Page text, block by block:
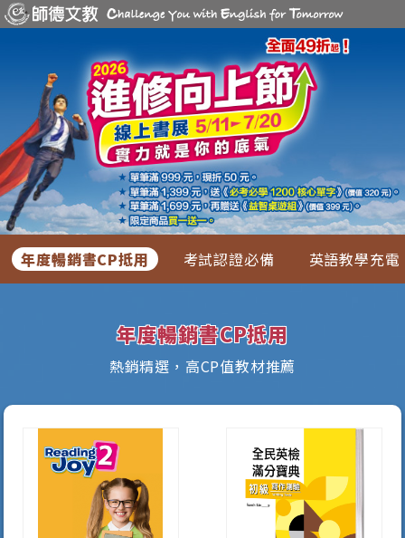
年度暢銷書CP抵用 考試認證必備 英語教學充電
年度暢銷書CP抵用
熱銷精選，高CP值教材推薦